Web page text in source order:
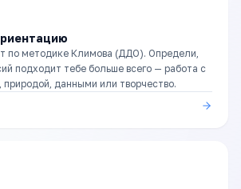
по методике Климова (ДДО). Определи,
подходит тебе больше всего — работа с
данными или творчество.